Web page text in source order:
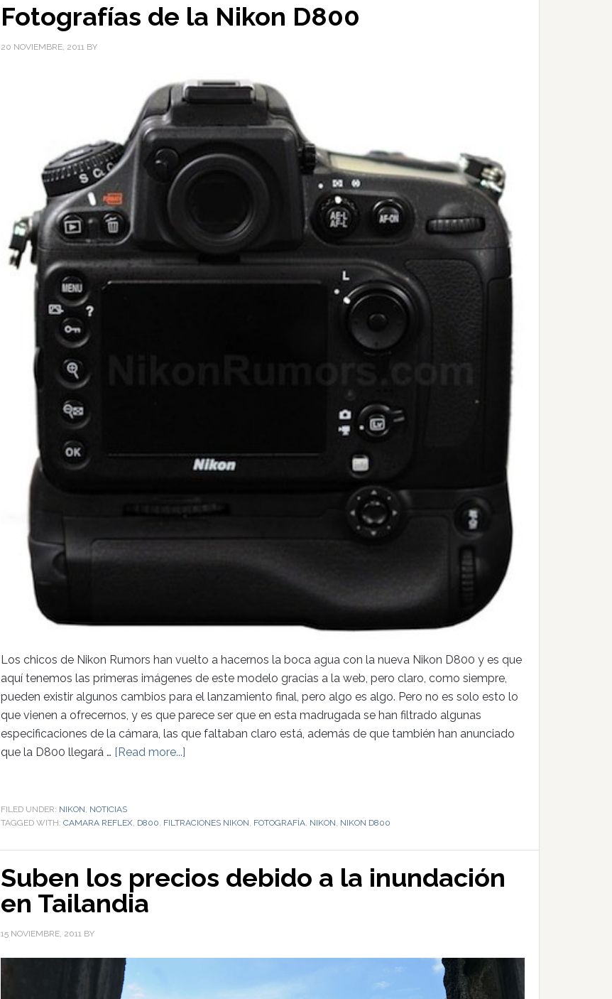
Fotografías de la Nikon D800
20 NOVIEMBRE, 2011 BY
Los chicos de Nikon Rumors han vuelto a hacernos la boca agua con la nueva Nikon D800 y es que
aquí tenemos las primeras imágenes de este modelo gracias a la web, pero claro, como siempre,
pueden existir algunos cambios para el lanzamiento final, pero algo es algo. Pero no es solo esto lo
que vienen a ofrecernos, y es que parece ser que en esta madrugada se han filtrado algunas
especificaciones de la cámara, las que faltaban claro está, además de que también han anunciado
que la D800 llegará … [Read more...]
FILED UNDER: NIKON, NOTICIAS
TAGGED WITH: CAMARA REFLEX, D800, FILTRACIONES NIKON, FOTOGRAFÍA, NIKON, NIKON D800
Suben los precios debido a la inundación
en Tailandia
15 NOVIEMBRE, 2011 BY